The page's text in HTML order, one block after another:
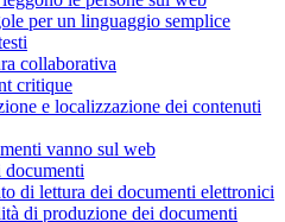
per un linguaggio semplice
collaborativa
critique
e localizzazione dei contenuti
vanno sul web
di lettura dei documenti elettronici
di produzione dei documenti